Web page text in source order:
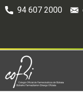
94 607 2000